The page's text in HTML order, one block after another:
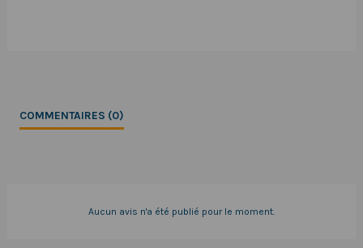
COMMENTAIRES (0)
Aucun avis n'a été publié pour le moment.